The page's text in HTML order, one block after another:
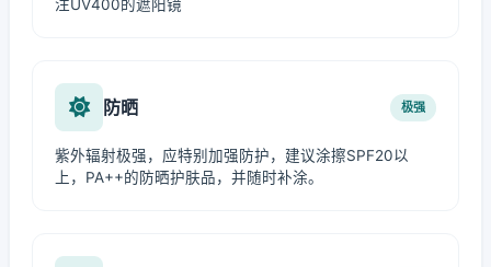
注UV400的遮阳镜
防晒 极强
紫外辐射极强，应特别加强防护，建议涂擦SPF20以
上，PA++的防晒护肤品，并随时补涂。